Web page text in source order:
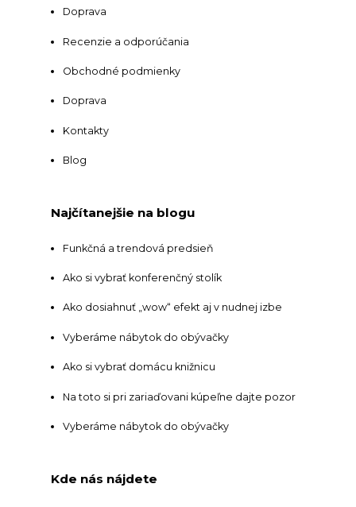
Doprava
Recenzie a odporúčania
Obchodné podmienky
Doprava
Kontakty
Blog
Najčítanejšie na blogu
Funkčná a trendová predsieň
Ako si vybrať konferenčný stolík
Ako dosiahnuť „wow“ efekt aj v nudnej izbe
Vyberáme nábytok do obývačky
Ako si vybrať domácu knižnicu
Na toto si pri zariaďovani kúpeľne dajte pozor
Vyberáme nábytok do obývačky
Kde nás nájdete